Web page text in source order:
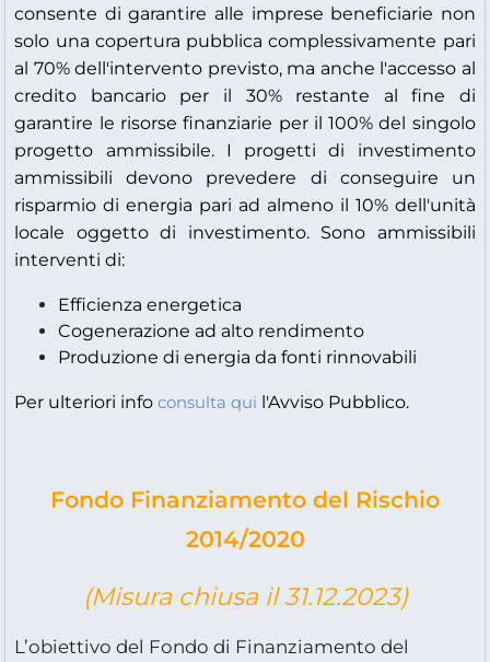
consente di garantire alle imprese beneficiarie non
solo una copertura pubblica complessivamente pari
al 70% dell'intervento previsto, ma anche l'accesso al
credito bancario per il 30% restante al fine di
garantire le risorse finanziarie per il 100% del singolo
progetto ammissibile. I progetti di investimento
ammissibili devono prevedere di conseguire un
risparmio di energia pari ad almeno il 10% dell'unità
locale oggetto di investimento. Sono ammissibili
interventi di:
Efficienza energetica
Cogenerazione ad alto rendimento
Produzione di energia da fonti rinnovabili
Per ulteriori infoconsulta qui l'Avviso Pubblico.
Fondo Finanziamento del Rischio
2014/2020
(Misura chiusa il 31.12.2023)
L’obiettivo del Fondo di Finanziamento del